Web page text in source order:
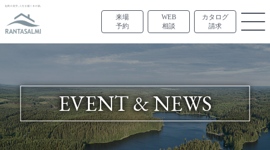
来場
予約
WEB
相談
カタログ
請求
EVENT & NEWS